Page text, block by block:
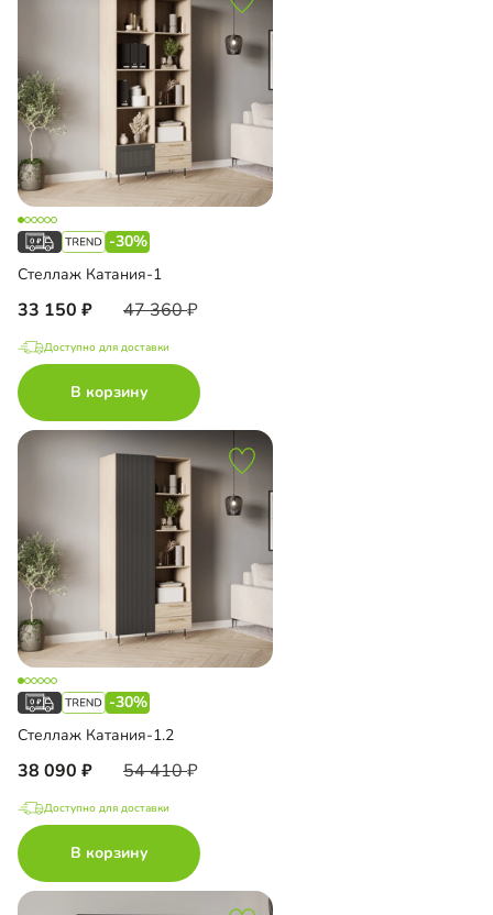
-30%
Стеллаж Катания-1
33 150 47 360
Доступно для доставки
В корзину
-30%
Стеллаж Катания-1.2
38 090 54 410
Доступно для доставки
В корзину